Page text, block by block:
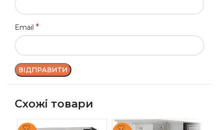
Email *
Схожі товари